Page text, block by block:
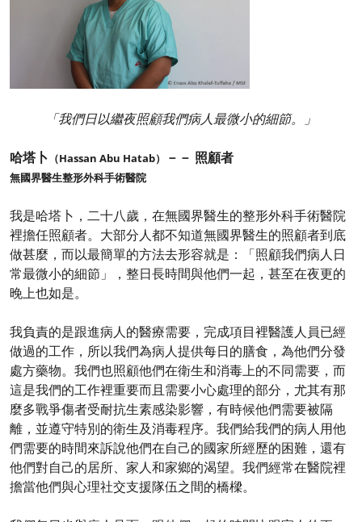
「我們日以繼夜照顧我們病人最微小的細節。」
哈塔卜 （Hassan Abu Hatab） －－ 照顧者
無國界醫生整形外科手術醫院
我是哈塔卜，二十八歲，在無國界醫生的整形外科手術醫院
裡擔任照顧者。大部分人都不知道無國界醫生的照顧者到底
做甚麼，而以最簡單的方法去形容就是：「照顧我們病人日
常最微小的細節」，整日長時間與他們一起，甚至在夜更的
晚上也如是。
我負責的是跟進病人的醫療需要，完成項目裡醫護人員已經
做過的工作，所以我們為病人提供每日的膳食，為他們分發
處方藥物。我們也照顧他們在衛生和消毒上的不同需要，而
這是我們的工作裡重要而且需要小心處理的部分，尤其有那
麼多戰爭傷者受耐抗生素感染影響，有時候他們需要被隔
離，並遵守特別的衛生及消毒程序。我們給我們的病人用他
們需要的時間來訴說他們在自己的國家所經歷的困難，還有
他們對自己的居所、家人和家鄉的渴望。我們經常在醫院裡
擔當他們與心理社交支援隊伍之間的橋樑。